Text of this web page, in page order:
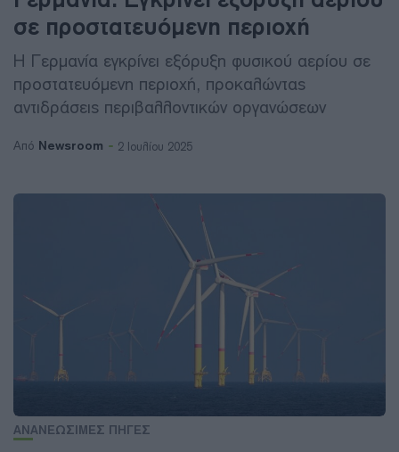
σε προστατευόμενη περιοχή
Η Γερμανία εγκρίνει εξόρυξη φυσικού αερίου σε
προστατευόμενη περιοχή, προκαλώντας
αντιδράσεις περιβαλλοντικών οργανώσεων
Από Newsroom 2 Ιουλίου 2025
ΑΝΑΝΕΩΣΙΜΕΣ ΠΗΓΕΣ